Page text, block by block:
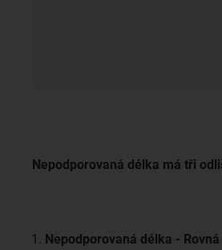
Nepodporovaná délka má tři
Nepodporovaná délka -